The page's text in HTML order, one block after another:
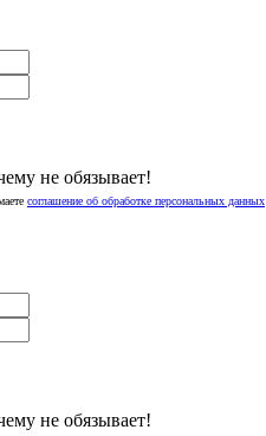
не обязывает!
соглашение об обработке персональных данных
не обязывает!